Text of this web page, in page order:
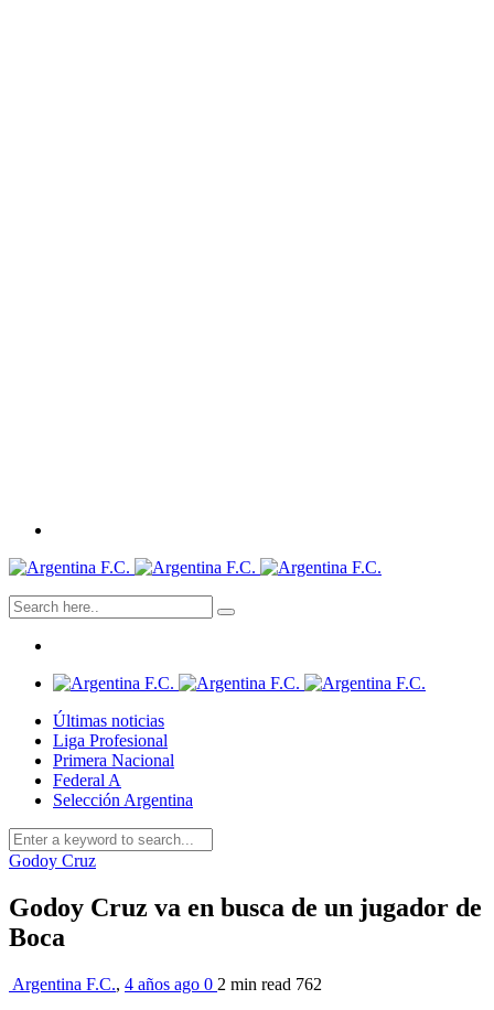
Últimas noticias
Liga Profesional
Primera Nacional
Federal A
Selección Argentina
Godoy Cruz
Godoy Cruz va en busca de un jugador de
Boca
Argentina F.C., 4 años ago 0 2 min read 762